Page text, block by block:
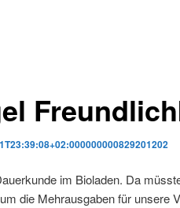
im Bioladen. Da
die Mehrausgaben für unsere